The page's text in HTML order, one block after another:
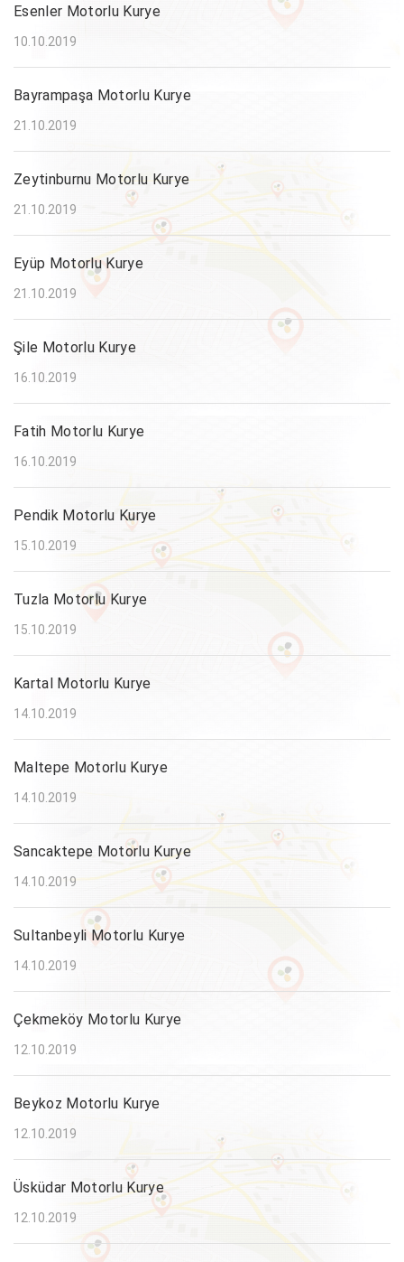
Esenler Motorlu Kurye
10.10.2019
Bayrampaşa Motorlu Kurye
21.10.2019
Zeytinburnu Motorlu Kurye
21.10.2019
Eyüp Motorlu Kurye
21.10.2019
Şile Motorlu Kurye
16.10.2019
Fatih Motorlu Kurye
16.10.2019
Pendik Motorlu Kurye
15.10.2019
Tuzla Motorlu Kurye
15.10.2019
Kartal Motorlu Kurye
14.10.2019
Maltepe Motorlu Kurye
14.10.2019
Sancaktepe Motorlu Kurye
14.10.2019
Sultanbeyli Motorlu Kurye
14.10.2019
Çekmeköy Motorlu Kurye
12.10.2019
Beykoz Motorlu Kurye
12.10.2019
Üsküdar Motorlu Kurye
12.10.2019